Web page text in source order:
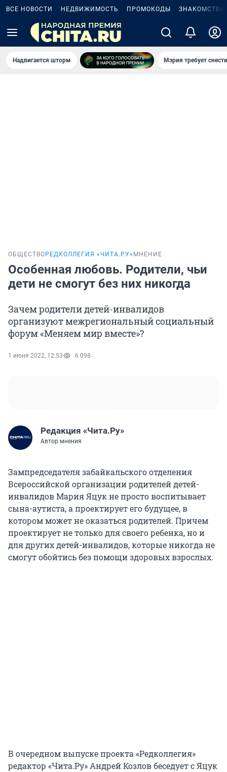
ВСЕ НОВОСТИ НЕДВИЖИМОСТЬ ПРОМОКОДЫ ЗНАКОМСТВА
Надвигается шторм Мэрия требует
ОБЩЕСТВО РЕДКОЛЛЕГИЯ «ЧИТА.РУ» МНЕНИЕ
Особенная любовь. Родители, чьи
дети не смогут без них никогда
Зачем родители детей-инвалидов
организуют межрегиональный социальный
форум «Меняем мир вместе»?
1 июня 2022, 12:53 6 098
Редакция «Чита.Ру»
Автор мнения
Зампредседателя забайкальского отделения
Всероссийской организации родителей детей-
инвалидов Мария Яцук не просто воспитывает
сына-аутиста, а проектирует его будущее, в
котором может не оказаться родителей. Причем
проектирует не только для своего ребенка, но и
для других детей-инвалидов, которые никогда не
смогут обойтись без помощи здоровых взрослых.
В очередном выпуске проекта «Редколлегия»
редактор «Чита.Ру» Андрей Козлов беседует с Яцук